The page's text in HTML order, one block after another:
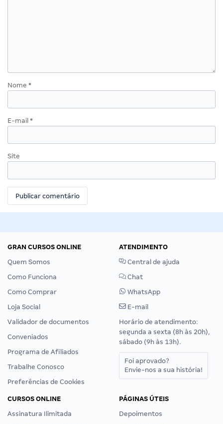
Nome *
E-mail *
Site
GRAN CURSOS ONLINE
Quem Somos
Como Funciona
Como Comprar
Loja Social
Validador de documentos
Conveniados
Programa de Afiliados
Trabalhe Conosco
Preferências de Cookies
ATENDIMENTO
Central de ajuda
Chat
WhatsApp
E-mail
Horário de atendimento:
segunda a sexta (8h às 20h),
sábado (9h às 13h).
Foi aprovado?
Envie-nos a sua história!
CURSOS ONLINE
Assinatura Ilimitada
PÁGINAS ÚTEIS
Depoimentos